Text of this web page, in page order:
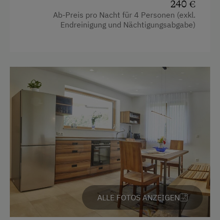
Im Anschluss erreicht man die beiden
, von denen eines über ein
In den kalten Monaten sorgt die
Fußbodenheizung
in der gesamten Wohnung
für angenehme Wärme.
große Balkon auf der Südostseitelädt zu
einem gemütlichenMorgenkaffee mit
traumhaftem Bergpanoramaein – perfekt, um
den Tag entspannt zu beginnen.
Ausstattung
4 Plattenherd
240 €
Ab-Preis pro Nacht für 4 Personen (exkl.
Endreinigung und Nächtigungsabgabe)
ALLE FOTOS ANZEIGEN